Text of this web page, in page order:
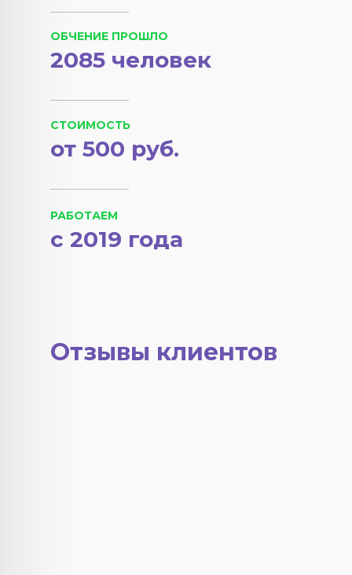
ОБЧЕНИЕ ПРОШЛО
2085 человек
РАБОТАЕМ
СТОИМОСТЬ
с 2019 года
от 500 руб.
Отзывы клиентов